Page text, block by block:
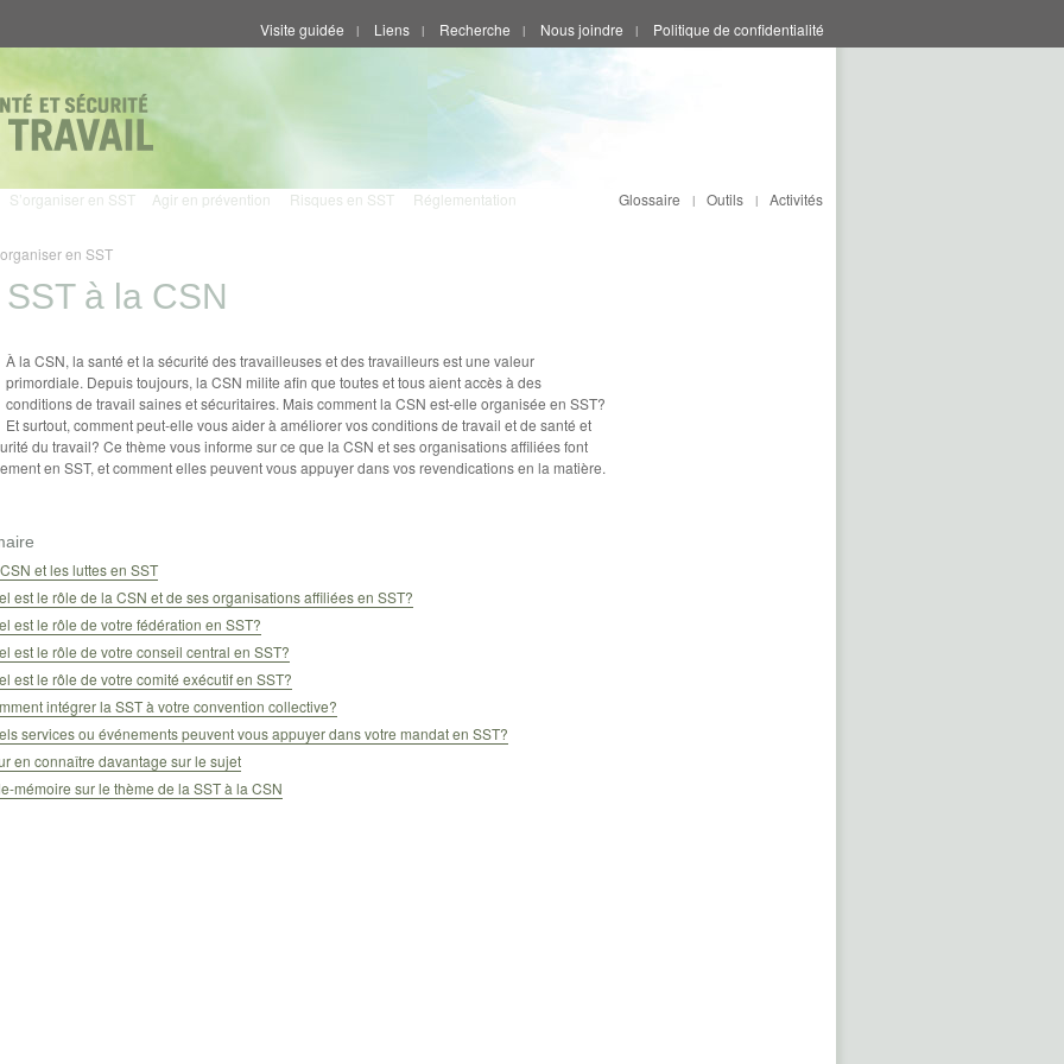
Visite guidée | Liens | Recherche | Nous joindre | Politique de confidentialité
S’organiser en SST Agir en prévention Risques en SST Réglementation Activités
Outils |
Glossaire |
en SST
SST à la CSN
À la CSN, la santé et la sécurité des travailleuses et des travailleurs est une valeur
primordiale. Depuis toujours, la CSN milite afin que toutes et tous aient accès à des
conditions de travail saines et sécuritaires. Mais comment la CSN est-elle organisée en SST?
Et surtout, comment peut-elle vous aider à améliorer vos conditions de travail et de santé et
du travail? Ce thème vous informe sur ce que la CSN et ses organisations affiliées font
en SST, et comment elles peuvent vous appuyer dans vos revendications en la matière.
et les luttes en SST
est le rôle de la CSN et de ses organisations affiliées en SST?
est le rôle de votre fédération en SST?
est le rôle de votre conseil central en SST?
est le rôle de votre comité exécutif en SST?
intégrer la SST à votre convention collective?
services ou événements peuvent vous appuyer dans votre mandat en SST?
en connaître davantage sur le sujet
mémoire sur le thème de la SST à la CSN